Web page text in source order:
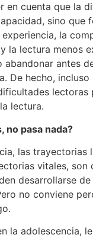
en cuenta que la
sino que
la
la lectura menos
abandonar antes
De hecho, incluso
lectoras
lectura.
no pasa nada?
las trayectorias
vitales, son
desarrollarse
no conviene
la adolescencia,